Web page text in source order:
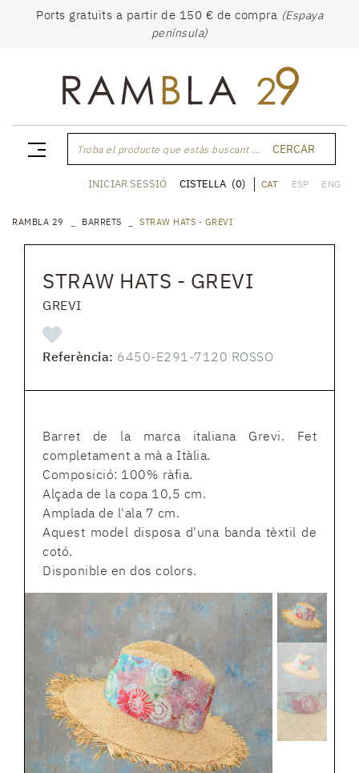
Ports gratuïts a partir de 150 € de compra (Espaya
península)
Troba el producte que estàs buscant ... CERCAR
CAT ESP ENG
INICIAR SESSIÓ CISTELLA (0)
RAMBLA 29 BARRETS STRAW HATS - GREVI
STRAW HATS - GREVI
GREVI
Referència: 6450-E291-7120 ROSSO
Barret de la marca italiana Grevi. Fet
completament a mà a Itàlia.
Composició: 100% ràfia.
Alçada de la copa 10,5 cm.
Amplada de l'ala 7 cm.
Aquest model disposa d'una banda tèxtil de
cotó.
Disponible en dos colors.